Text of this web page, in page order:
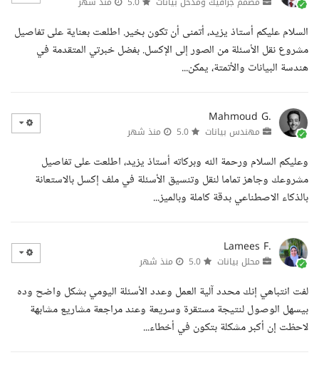
السلام عليكم أستاذ يزيد، أتمنى أن تكون بخير. اطلعت بعناية على تفاصيل
مشروع نقل الأسئلة من الصور إلى الإكسل. بفضل خبرتي المتقدمة في
هندسة البيانات والأتمتة، يمكن...
Mahmoud G.
مهندس بيانات منذ شهر
وعليكم السلام ورحمة الله وبركاته أستاذ يزيد، اطلعت على تفاصيل
مشروعك وجاهز تماما لنقل وتنسيق الأسئلة في ملف إكسل بالاستعانة
بالذكاء الاصطناعي بدقة كاملة وبالميز...
Lamees F.
محلل بيانات منذ شهر
لفت انتباهي إنك محدد آلية العمل وعدد الأسئلة اليومي بشكل واضح وده
بيسهل الوصول لنتيجة مستقرة وسريعة وعند مراجعة مشاريع مشابهة
لاحظت إن أكبر مشكلة بتكون في أخطاء...